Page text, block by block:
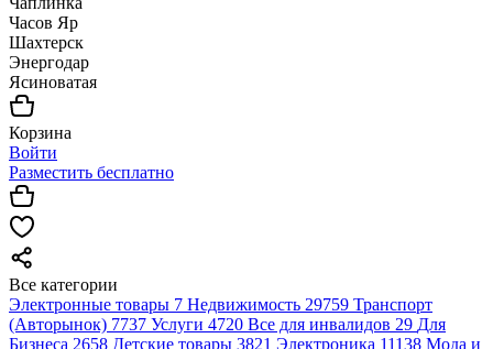
Часов Яр
Шахтерск
Энергодар
Ясиноватая
Корзина
Войти
Разместить бесплатно
Все категории
Электронные товары 7 Недвижимость 29759 Транспорт
(Авторынок) 7737 Услуги 4720 Все для инвалидов 29 Для
Бизнеса 2658 Детские товары 3821 Электроника 11138 Мода и